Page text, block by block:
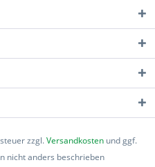
zzgl.Versandkosten und ggf.
nicht anders beschrieben